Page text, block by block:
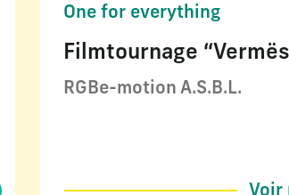
One for everything
Filmtournage
RGBe-motion A.S.B.L.
Voir